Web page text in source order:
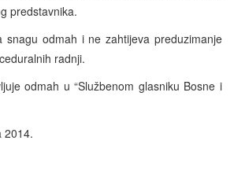
predstavnika.
snagu odmah i ne zahtijeva preduzimanje
radnji.
odmah u “Službenom glasniku Bosne i
2014.